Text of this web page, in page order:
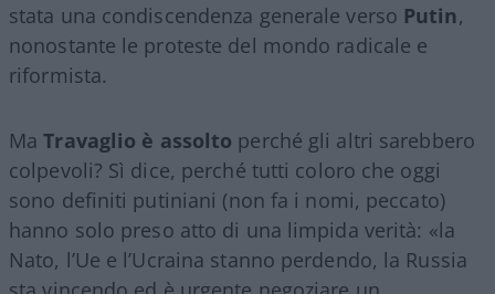
stata una condiscendenza generale verso Putin,
nonostante le proteste del mondo radicale e
riformista.
MaTravaglio è assolto perché gli altri sarebbero
colpevoli? Sì dice, perché tutti coloro che oggi
sono definiti putiniani (non fa i nomi, peccato)
hanno solo preso atto di una limpida verità: «la
Nato, l’Ue e l’Ucraina stanno perdendo, la Russia